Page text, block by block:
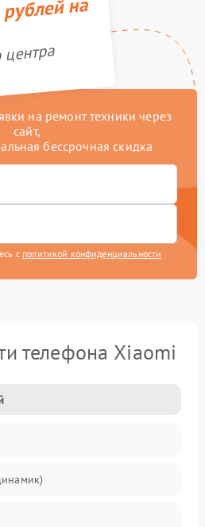
на
на ремонт техники через
сайт,
бессрочная скидка
с политикой конфиденциальности
телефона Xiaomi